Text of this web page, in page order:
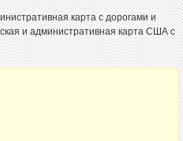
карта с дорогами и
и административная карта США с